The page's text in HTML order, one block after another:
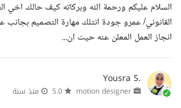
السلام عليكم ورحمة الله وبركاته كيف حالك اخي
القانوني/ عمرو جودة انتلك مهارة التصميم
انجاز العمل المعلن عنه حيث ان...
Yousra S.
منذ سنة